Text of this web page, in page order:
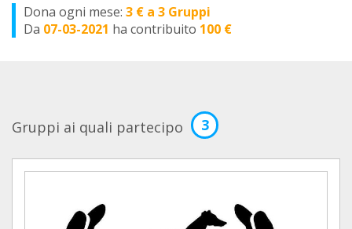
Dona ogni mese: 3 € a 3 Gruppi
Da 07-03-2021 ha contribuito 100 €
Gruppi ai quali partecipo 3